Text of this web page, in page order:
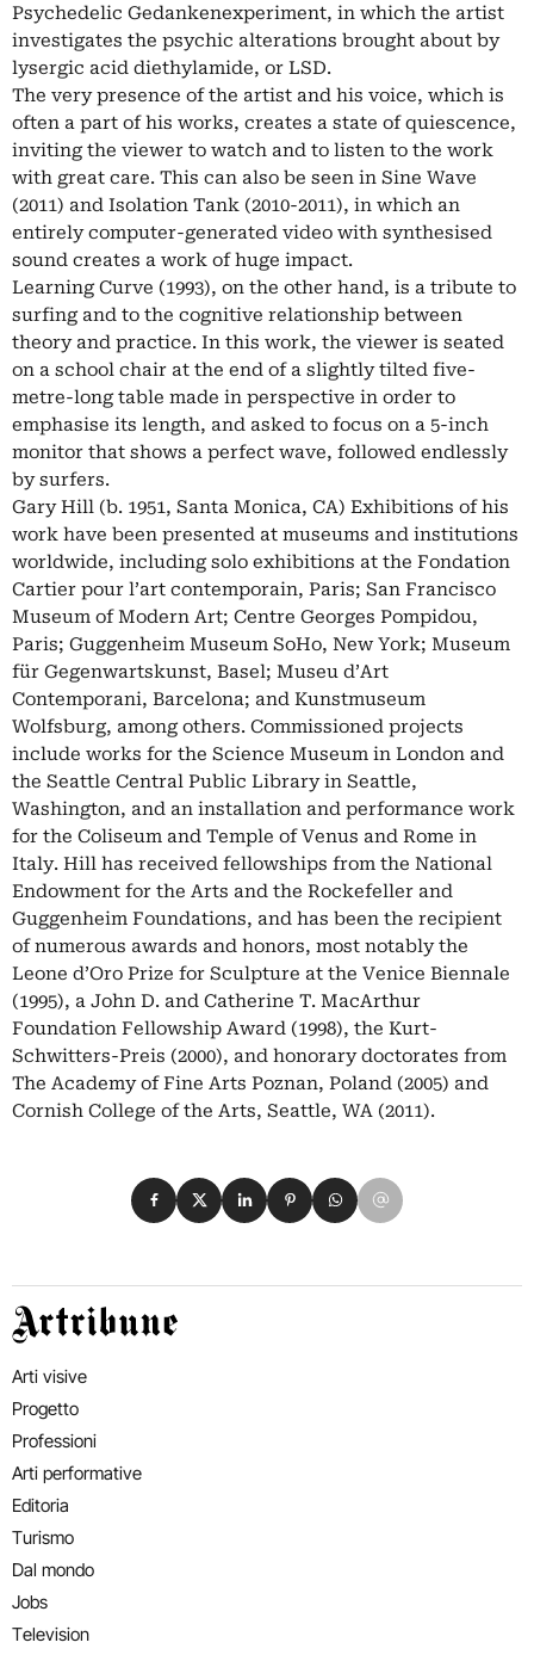
Psychedelic Gedankenexperiment, in which the artist
investigates the psychic alterations brought about by
lysergic acid diethylamide, or LSD.
The very presence of the artist and his voice, which is
often a part of his works, creates a state of quiescence,
inviting the viewer to watch and to listen to the work
with great care. This can also be seen in Sine Wave
(2011) and Isolation Tank (2010-2011), in which an
entirely computer-generated video with synthesised
sound creates a work of huge impact.
Learning Curve (1993), on the other hand, is a tribute to
surfing and to the cognitive relationship between
theory and practice. In this work, the viewer is seated
on a school chair at the end of a slightly tilted five-
metre-long table made in perspective in order to
emphasise its length, and asked to focus on a 5-inch
monitor that shows a perfect wave, followed endlessly
by surfers.
Gary Hill (b. 1951, Santa Monica, CA) Exhibitions of his
work have been presented at museums and institutions
worldwide, including solo exhibitions at the Fondation
Cartier pour l’art contemporain, Paris; San Francisco
Museum of Modern Art; Centre Georges Pompidou,
Paris; Guggenheim Museum SoHo, New York; Museum
für Gegenwartskunst, Basel; Museu d’Art
Contemporani, Barcelona; and Kunstmuseum
Wolfsburg, among others. Commissioned projects
include works for the Science Museum in London and
the Seattle Central Public Library in Seattle,
Washington, and an installation and performance work
for the Coliseum and Temple of Venus and Rome in
Italy. Hill has received fellowships from the National
Endowment for the Arts and the Rockefeller and
Guggenheim Foundations, and has been the recipient
of numerous awards and honors, most notably the
Leone d’Oro Prize for Sculpture at the Venice Biennale
(1995), a John D. and Catherine T. MacArthur
Foundation Fellowship Award (1998), the Kurt-
Schwitters-Preis (2000), and honorary doctorates from
The Academy of Fine Arts Poznan, Poland (2005) and
Cornish College of the Arts, Seattle, WA (2011).
Condividi su Facebook
Condividi su X
Condividi su LinkedIn
Condividi su Pinterest
Condividi su WhatsApp
Condividi su Email
Artribune
Arti visive
Progetto
Professioni
Arti performative
Editoria
Turismo
Dal mondo
Jobs
Television